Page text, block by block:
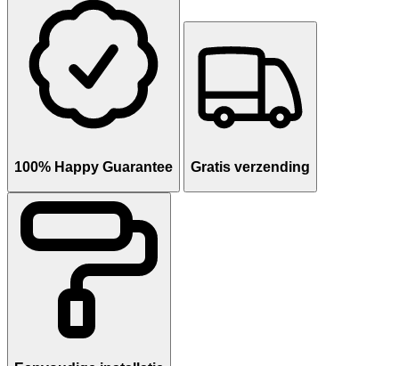
100% Happy Guarantee Gratis verzending